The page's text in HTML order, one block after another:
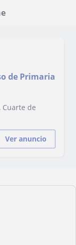
de Primaria
Cuarte de
Ver anuncio